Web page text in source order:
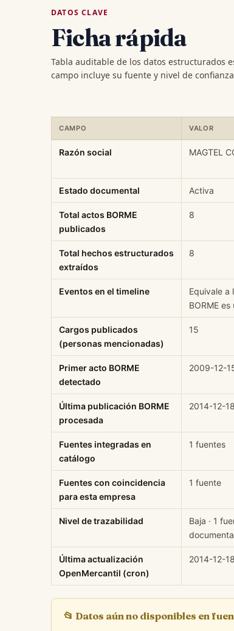
DATOS CLAVE
Ficha rápida
Tabla auditable de los datos estructurados
campo incluye su fuente y nivel de
CAMPO VALOR
Razón social MAGTEL
Estado documental Activa
Total actos BORME
publicados
8
Total hechos estructurados
extraídos
8
Eventos en el timeline
Equivale a
BORME
Cargos publicados
(personas mencionadas)
15
Primer acto BORME
detectado
2009-12-
Última publicación BORME
procesada
2014-12-18
Fuentes integradas en
catálogo
1 fuentes
Fuentes con coincidencia
para esta empresa
1 fuente
Nivel de trazabilidad
Baja · 1
Última actualización
OpenMercantil (cron)
2014-12-18
📂 Datos aún no disponibles en